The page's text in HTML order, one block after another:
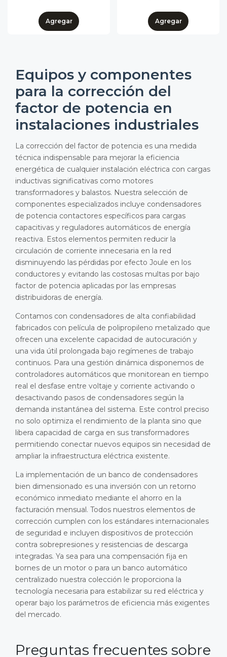
Agregar Agregar
Equipos y componentes
para la corrección del
factor de potencia en
instalaciones industriales
La corrección del factor de potencia es una medida
técnica indispensable para mejorar la eficiencia
energética de cualquier instalación eléctrica con cargas
inductivas significativas como motores
transformadores y balastos. Nuestra selección de
componentes especializados incluye condensadores
de potencia contactores específicos para cargas
capacitivas y reguladores automáticos de energía
reactiva. Estos elementos permiten reducir la
circulación de corriente innecesaria en la red
disminuyendo las pérdidas por efecto Joule en los
conductores y evitando las costosas multas por bajo
factor de potencia aplicadas por las empresas
distribuidoras de energía.
Contamos con condensadores de alta confiabilidad
fabricados con película de polipropileno metalizado que
ofrecen una excelente capacidad de autocuración y
una vida útil prolongada bajo regímenes de trabajo
continuos. Para una gestión dinámica disponemos de
controladores automáticos que monitorean en tiempo
real el desfase entre voltaje y corriente activando o
desactivando pasos de condensadores según la
demanda instantánea del sistema. Este control preciso
no solo optimiza el rendimiento de la planta sino que
libera capacidad de carga en sus transformadores
permitiendo conectar nuevos equipos sin necesidad de
ampliar la infraestructura eléctrica existente.
La implementación de un banco de condensadores
bien dimensionado es una inversión con un retorno
económico inmediato mediante el ahorro en la
facturación mensual. Todos nuestros elementos de
corrección cumplen con los estándares internacionales
de seguridad e incluyen dispositivos de protección
contra sobrepresiones y resistencias de descarga
integradas. Ya sea para una compensación fija en
bornes de un motor o para un banco automático
centralizado nuestra colección le proporciona la
tecnología necesaria para estabilizar su red eléctrica y
operar bajo los parámetros de eficiencia más exigentes
del mercado.
Preguntas frecuentes sobre